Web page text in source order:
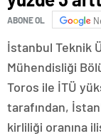
ABONE OL
İstanbul Teknik
Mühendisliği
Toros ile İTÜ
tarafından,
kirliliği oranına